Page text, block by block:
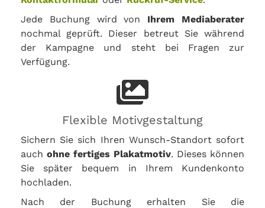
Jede Buchung wird von Ihrem Mediaberater
nochmal geprüft. Dieser betreut Sie während
der Kampagne und steht bei Fragen zur
Verfügung.
Flexible Motivgestaltung
Sichern Sie sich Ihren Wunsch-Standort sofort
auch ohne fertiges Plakatmotiv. Dieses können
Sie später bequem in Ihrem Kundenkonto
hochladen.
Nach der Buchung erhalten Sie die